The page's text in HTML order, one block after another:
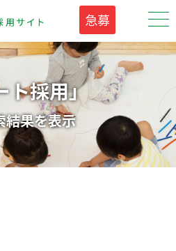
急募
ト採用」
結果を表示